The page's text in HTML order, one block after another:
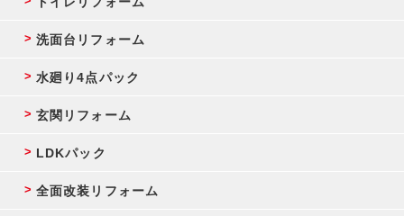
洗面台リフォーム
水廻り4点パック
玄関リフォーム
LDKパック
全面改装リフォーム